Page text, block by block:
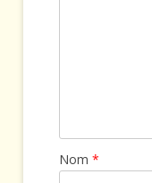
Nom *